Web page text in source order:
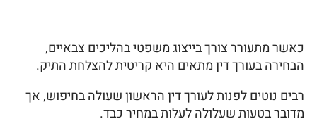
כאשר מתעורר צורך בייצוג משפטי בהליכים צבאיים,
הבחירה בעורך דין מתאים היא קריטית להצלחת התיק.
רבים נוטים לפנות לעורך דין הראשון שעולה בחיפוש, אך
מדובר בטעות שעלולה לעלות במחיר כבד.